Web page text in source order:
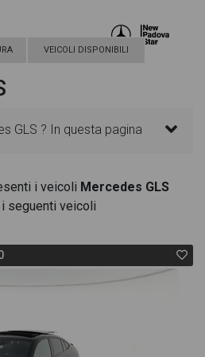
VEICOLI DISPONIBILI
GLS ? In questa pagina
veicolo sono
in modo da aiutarti
alle tue necessità,
essenziali come
i veicoli Mercedes GLS
seguenti veicoli